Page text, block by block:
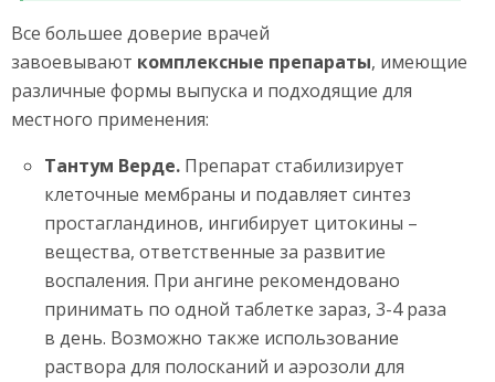
Все большее доверие врачей
завоевывают комплексные препараты, имеющие
различные формы выпуска и подходящие для
местного применения:
Тантум Верде. Препарат стабилизирует
клеточные мембраны и подавляет синтез
простагландинов, ингибирует цитокины –
вещества, ответственные за развитие
воспаления. При ангине рекомендовано
принимать по одной таблетке зараз, 3-4 раза
в день. Возможно также использование
раствора для полосканий и аэрозоли для